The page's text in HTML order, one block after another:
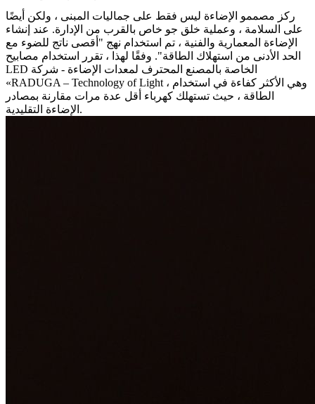
ركز مصممو الإضاءة ليس فقط على جماليات المبنى ، ولكن أيضًا
على السلامة ، وعملية خلق جو خاص بالقرب من الإدارة. عند إنشاء
الإضاءة المعمارية والفنية ، تم استخدام نهج "أقصى ناتج للضوء مع
الحد الأدنى من استهلاك الطاقة". وفقًا لهذا ، تقرر استخدام مصابيح
LED الخاصة بالمصنع المحترف لمعدات الإضاءة - شركة
«RADUGA – Technology of Light ، وهي الأكثر كفاءة في استخدام
الطاقة ، حيث تستهلك كهرباء أقل عدة مرات مقارنة بمصادر
الإضاءة التقليدية.